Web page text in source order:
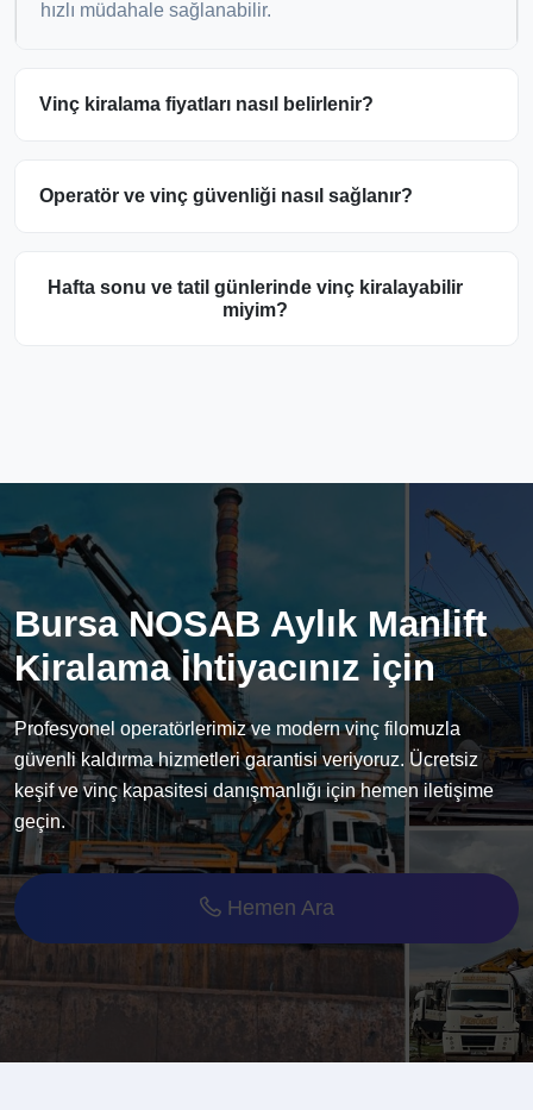
hızlı müdahale sağlanabilir.
Vinç kiralama fiyatları nasıl belirlenir?
Operatör ve vinç güvenliği nasıl sağlanır?
Hafta sonu ve tatil günlerinde vinç kiralayabilir
miyim?
Bursa NOSAB Aylık Manlift
Kiralama İhtiyacınız için
Profesyonel operatörlerimiz ve modern vinç filomuzla
güvenli kaldırma hizmetleri garantisi veriyoruz. Ücretsiz
keşif ve vinç kapasitesi danışmanlığı için hemen iletişime
geçin.
Hemen Ara